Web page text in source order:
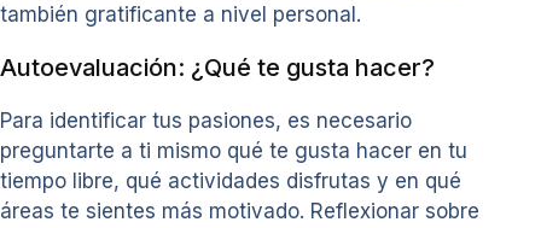
también gratificante a nivel personal.
Autoevaluación: ¿Qué te gusta hacer?
Para identificar tus pasiones, es necesario
preguntarte a ti mismo qué te gusta hacer en tu
tiempo libre, qué actividades disfrutas y en qué
áreas te sientes más motivado. Reflexionar sobre